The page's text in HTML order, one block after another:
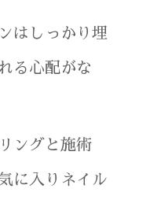
はしっかり埋
る心配がな
ングと施術
に入りネイル